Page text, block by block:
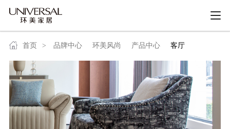
首页 > 品牌中心 环美风尚 产品中心 客厅